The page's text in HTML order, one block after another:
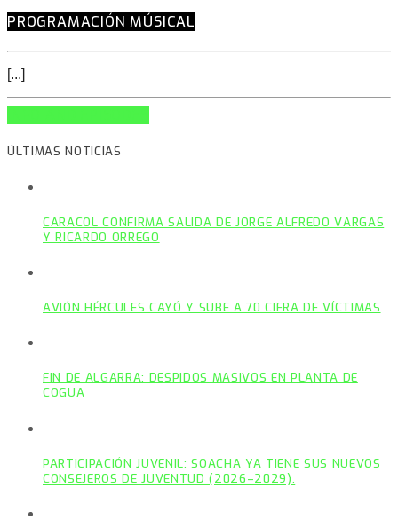
PROGRAMACIÓN MÚSICAL
[...]
ÚLTIMAS NOTICIAS
CARACOL CONFIRMA SALIDA DE JORGE ALFREDO VARGAS
Y RICARDO ORREGO
AVIÓN HÉRCULES CAYÓ Y SUBE A 70 CIFRA DE VÍCTIMAS
FIN DE ALGARRA: DESPIDOS MASIVOS EN PLANTA DE
COGUA
PARTICIPACIÓN JUVENIL: SOACHA YA TIENE SUS NUEVOS
CONSEJEROS DE JUVENTUD (2026–2029).